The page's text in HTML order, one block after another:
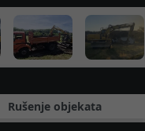
1 / 6
Rušenje objekata